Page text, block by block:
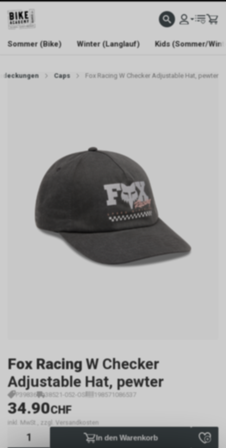
WELCOME TO BIKE ACADEMY
Sommer (Bike) Winter (Langlauf) Kids (Sommer/
Caps Fox Racing W Checker Adjustable Hat, pewter
Fox Racing W Checker
Adjustable Hat, pewter
P39836 38521-052-OS 198571086537
34.90CHF
inkl. MwSt., zzgl. Versandkosten
In den Warenkorb